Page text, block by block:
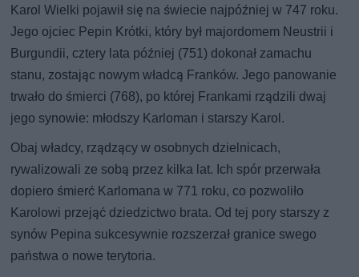
Karol Wielki pojawił się na świecie najpóźniej w 747 roku.
Jego ojciec Pepin Krótki, który był majordomem Neustrii i
Burgundii, cztery lata później (751) dokonał zamachu
stanu, zostając nowym władcą Franków. Jego panowanie
trwało do śmierci (768), po której Frankami rządzili dwaj
jego synowie: młodszy Karloman i starszy Karol.
Obaj władcy, rządzący w osobnych dzielnicach,
rywalizowali ze sobą przez kilka lat. Ich spór przerwała
dopiero śmierć Karlomana w 771 roku, co pozwoliło
Karolowi przejąć dziedzictwo brata. Od tej pory starszy z
synów Pepina sukcesywnie rozszerzał granice swego
państwa o nowe terytoria.